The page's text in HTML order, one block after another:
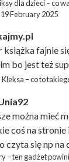
dla dzieci – co
19 February 2025
książka fajnie
bo jest też
– co to
można mieć
coś na
czyta się np na
– ten gadżet